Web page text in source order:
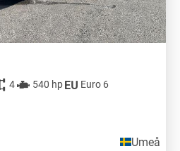
4 540 hp
Euro 6
Umeå